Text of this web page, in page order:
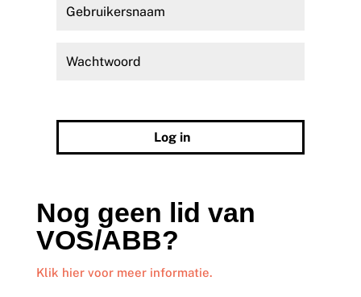
Log in
Nog geen lid van
VOS/ABB?
Klik hier voor meer informatie.